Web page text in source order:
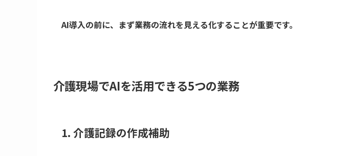
AI導入の前に、まず業務の流れを見える化することが重要です。
介護現場でAIを活用できる5つの業務
1. 介護記録の作成補助